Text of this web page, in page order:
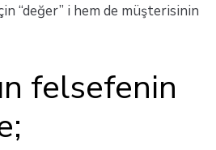
“değer” i hem de müşterisinin
felsefenin